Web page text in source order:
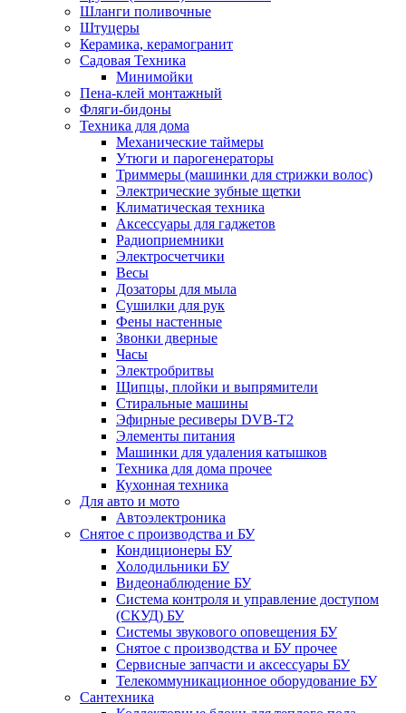
Шланги поливочные
Штуцеры
Керамика, керамогранит
Садовая Техника
Минимойки
Пена-клей монтажный
Фляги-бидоны
Техника для дома
Механические таймеры
Утюги и парогенераторы
Триммеры (машинки для стрижки волос)
Электрические зубные щетки
Климатическая техника
Аксессуары для гаджетов
Радиоприемники
Электросчетчики
Весы
Дозаторы для мыла
Сушилки для рук
Фены настенные
Звонки дверные
Часы
Электробритвы
Щипцы, плойки и выпрямители
Стиральные машины
Эфирные ресиверы DVB-T2
Элементы питания
Машинки для удаления катышков
Техника для дома прочее
Кухонная техника
Для авто и мото
Автоэлектроника
Снятое с производства и БУ
Кондиционеры БУ
Холодильники БУ
Видеонаблюдение БУ
Система контроля и управление доступом
(СКУД) БУ
Системы звукового оповещения БУ
Снятое с производства и БУ прочее
Сервисные запчасти и аксессуары БУ
Телекоммуникационное оборудование БУ
Сантехника